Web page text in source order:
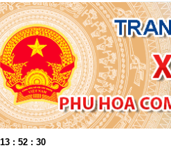
13 : 52 : 32